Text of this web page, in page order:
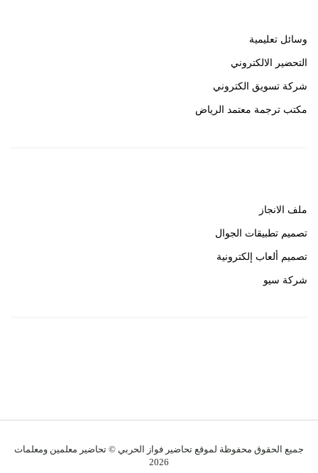
وسائل تعليمية
التحضير الالكتروني
شركة تسويق الكتروني
مكتب ترجمة معتمد الرياض
ملف الانجاز
تصميم تطبيقات الجوال
تصميم ألعاب إلكترونية
شركة سيو
جميع الحقوق محفوظة لموقع تحاضير فواز الحربي © تحاضير معلمين ومعلمات
2026